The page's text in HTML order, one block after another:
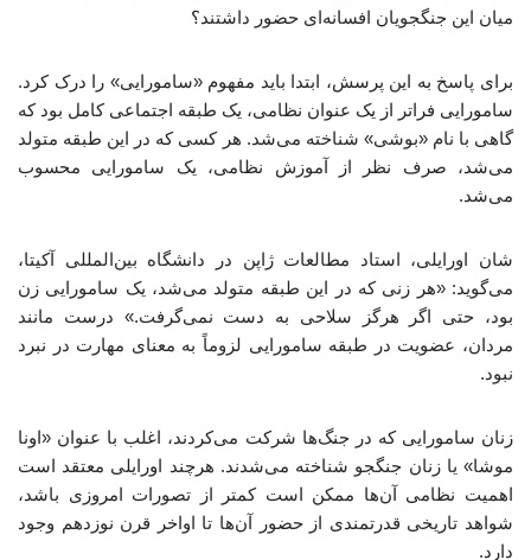
میان این جنگجویان افسانه‌ای حضور داشتند؟
برای پاسخ به این پرسش، ابتدا باید مفهوم «سامورایی» را درک کرد.
سامورایی فراتر از یک عنوان نظامی، یک طبقه اجتماعی کامل بود که
گاهی با نام «بوشی» شناخته می‌شد. هر کسی که در این طبقه متولد
می‌شد، صرف نظر از آموزش نظامی، یک سامورایی محسوب
می‌شد.
شان اورایلی، استاد مطالعات ژاپن در دانشگاه بین‌المللی آکیتا،
می‌گوید: «هر زنی که در این طبقه متولد می‌شد، یک سامورایی زن
بود، حتی اگر هرگز سلاحی به دست نمی‌گرفت.» درست مانند
مردان، عضویت در طبقه سامورایی لزوماً به معنای مهارت در نبرد
نبود.
زنان سامورایی که در جنگ‌ها شرکت می‌کردند، اغلب با عنوان «اونا
موشا» یا زنان جنگجو شناخته می‌شدند. هرچند اورایلی معتقد است
اهمیت نظامی آن‌ها ممکن است کمتر از تصورات امروزی باشد،
شواهد تاریخی قدرتمندی از حضور آن‌ها تا اواخر قرن نوزدهم وجود
دارد.